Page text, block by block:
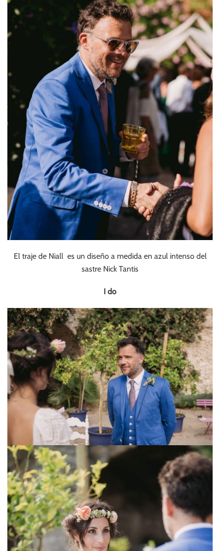
El traje de Niall es un diseño a medida en azul intenso del
sastre Nick Tantis
I do